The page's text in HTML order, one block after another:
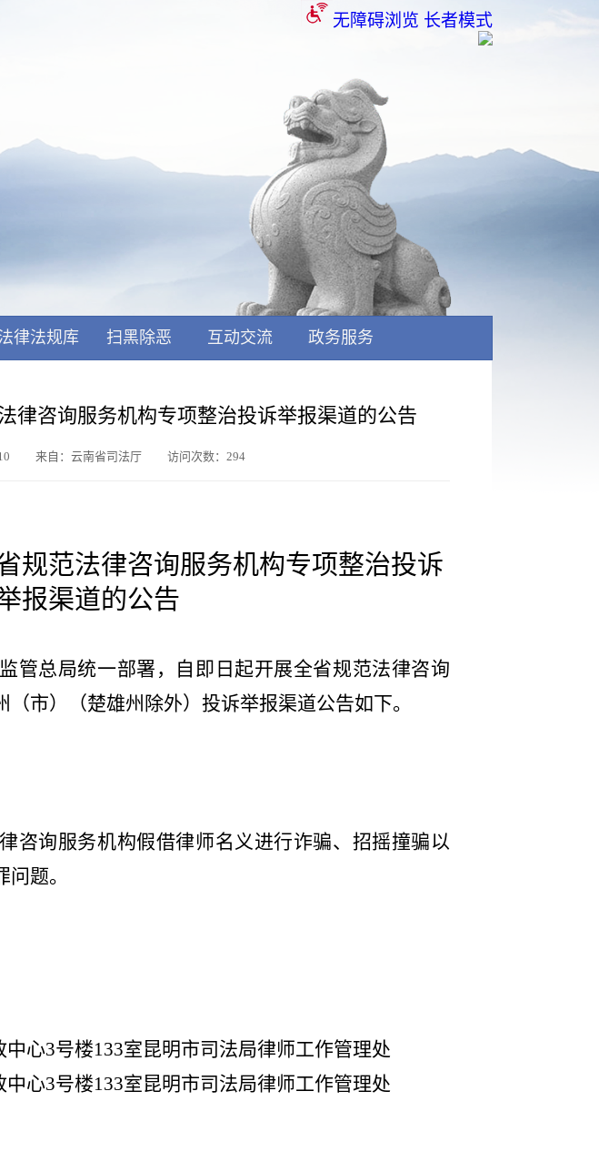
无障碍浏览 长者模式
律法规库 扫黑除恶 互动交流 政务服务
律咨询服务机构专项整治投诉举报渠道的公告
来自：云南省司法厅 访问次数： 294
规范法律咨询服务机构专项整治投诉
报渠道的公告
管总局统一部署，自即日起开展全省规范法律咨询
市）（楚雄州除外）投诉举报渠道公告如下。
咨询服务机构假借律师名义进行诈骗、招摇撞骗以
题。
中心3号楼133室昆明市司法局律师工作管理处
中心3号楼133室昆明市司法局律师工作管理处